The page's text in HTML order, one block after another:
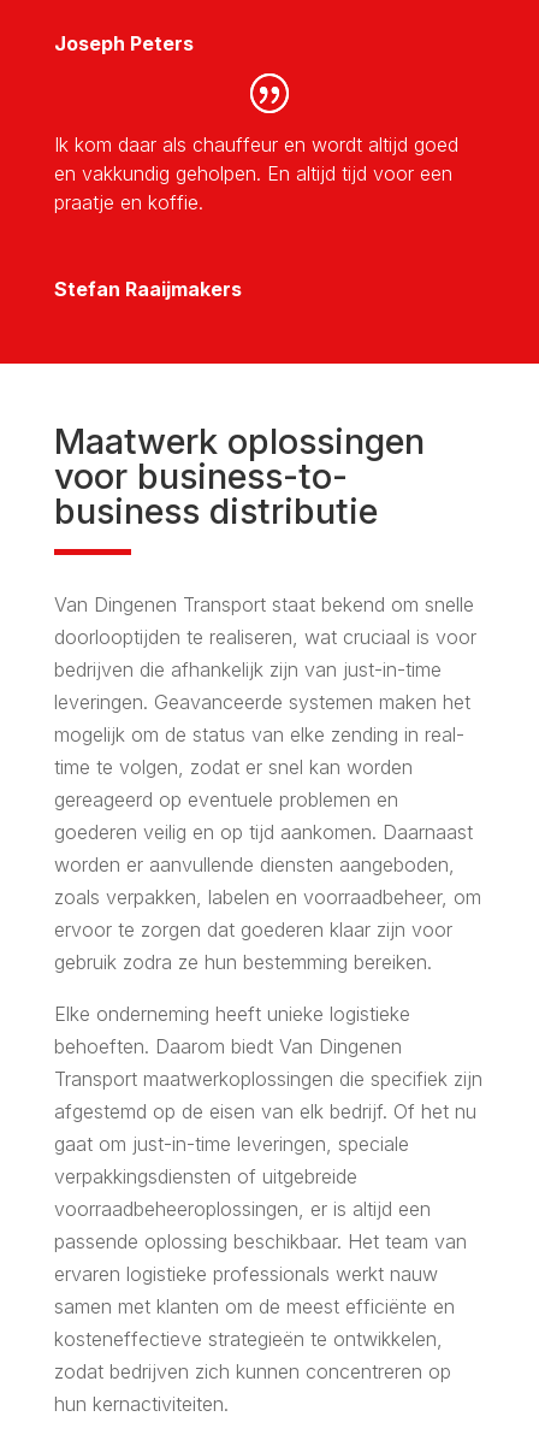
Joseph Peters
Ik kom daar als chauffeur en wordt altijd goed
en vakkundig geholpen. En altijd tijd voor een
praatje en koffie.
Stefan Raaijmakers
Maatwerk oplossingen
voor business-to-
business distributie
Van Dingenen Transport staat bekend om snelle
doorlooptijden te realiseren, wat cruciaal is voor
bedrijven die afhankelijk zijn van just-in-time
leveringen. Geavanceerde systemen maken het
mogelijk om de status van elke zending in real-
time te volgen, zodat er snel kan worden
gereageerd op eventuele problemen en
goederen veilig en op tijd aankomen. Daarnaast
worden er aanvullende diensten aangeboden,
zoals verpakken, labelen en voorraadbeheer, om
ervoor te zorgen dat goederen klaar zijn voor
gebruik zodra ze hun bestemming bereiken.
Elke onderneming heeft unieke logistieke
behoeften. Daarom biedt Van Dingenen
Transport maatwerkoplossingen die specifiek zijn
afgestemd op de eisen van elk bedrijf. Of het nu
gaat om just-in-time leveringen, speciale
verpakkingsdiensten of uitgebreide
voorraadbeheeroplossingen, er is altijd een
passende oplossing beschikbaar. Het team van
ervaren logistieke professionals werkt nauw
samen met klanten om de meest efficiënte en
kosteneffectieve strategieën te ontwikkelen,
zodat bedrijven zich kunnen concentreren op
hun kernactiviteiten.